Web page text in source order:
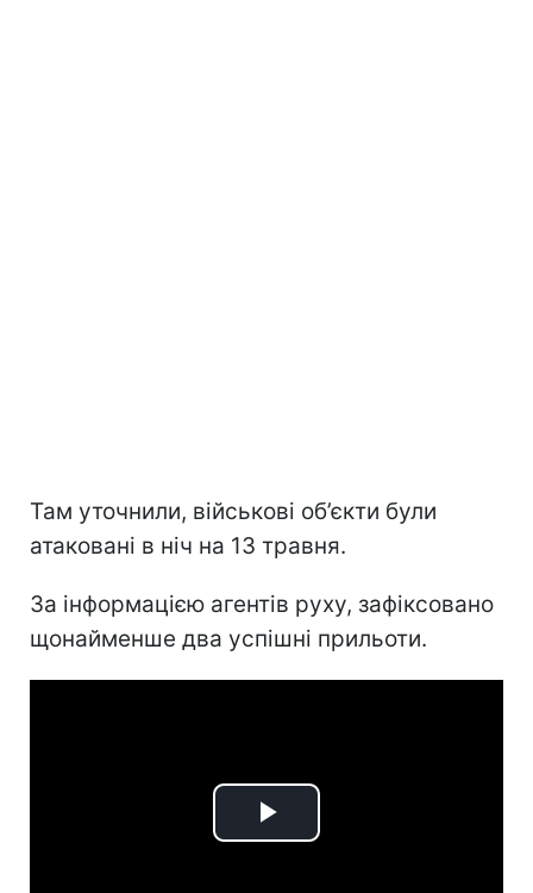
Там уточнили, військові об’єкти були
атаковані в ніч на 13 травня.
За інформацією агентів руху, зафіксовано
щонайменше два успішні прильоти.
Play